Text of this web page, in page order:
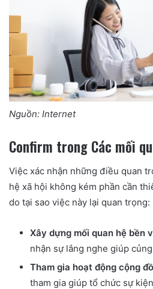
Nguồn: Internet
Confirm trong Các mối
Việc xác nhận những điều quan
hệ xã hội không kém phần cần
do tại sao việc này lại quan trọng:
Xây dựng mối quan hệ bền
nhận sự lắng nghe giúp
Tham gia hoạt động cộng
tham gia giúp tổ chức sự